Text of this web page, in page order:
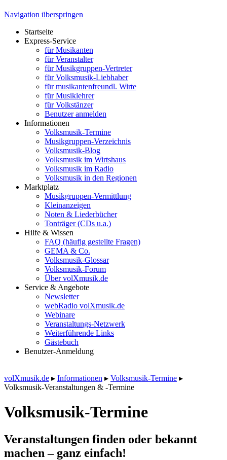
Navigation überspringen
Startseite
Express-Service
für Musikanten
für Veranstalter
für Musikgruppen-Vertreter
für Volksmusik-Liebhaber
für musikantenfreundl. Wirte
für Musiklehrer
für Volkstänzer
Benutzer anmelden
Informationen
Volksmusik-Termine
Musikgruppen-Verzeichnis
Volksmusik-Blog
Volksmusik im Wirtshaus
Volksmusik im Radio
Volksmusik in den Regionen
Marktplatz
Musikgruppen-Vermittlung
Kleinanzeigen
Noten & Liederbücher
Tonträger (CDs u.a.)
Hilfe & Wissen
FAQ (häufig gestellte Fragen)
GEMA & Co.
Volksmusik-Glossar
Volksmusik-Forum
Über volXmusik.de
Service & Angebote
Newsletter
webRadio volXmusik.de
Webinare
Veranstaltungs-Netzwerk
Weiterführende Links
Gästebuch
Benutzer-Anmeldung
volXmusik.de ▸ Informationen ▸ Volksmusik-Termine ▸
Volksmusik-Veranstaltungen & -Termine
Volksmusik-Termine
Veranstaltungen finden oder bekannt
machen – ganz einfach!